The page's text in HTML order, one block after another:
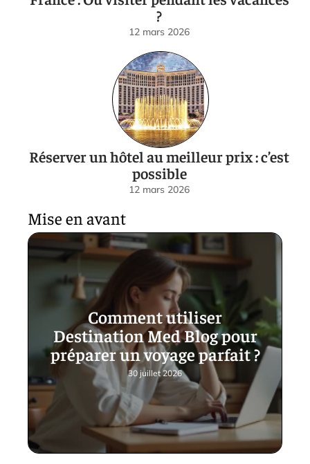
?
12 mars 2026
Réserver un hôtel au meilleur prix : c’est
possible
12 mars 2026
Mise en avant
Comment utiliser
Destination Med Blog pour
préparer un voyage parfait ?
30 juillet 2026